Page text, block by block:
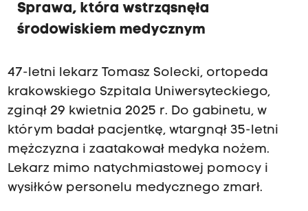
Sprawa, która wstrząsnęła
środowiskiem medycznym
47-letni lekarz Tomasz Solecki, ortopeda
krakowskiego Szpitala Uniwersyteckiego,
zginął 29 kwietnia 2025 r. Do gabinetu, w
którym badał pacjentkę, wtargnął 35-letni
mężczyzna i zaatakował medyka nożem.
Lekarz mimo natychmiastowej pomocy i
wysiłków personelu medycznego zmarł.